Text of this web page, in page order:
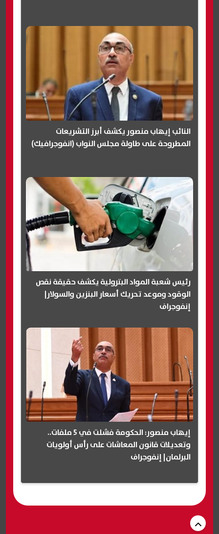
النائب إيهاب منصور يكشف أبرز التشريعات
المطروحة على طاولة مجلس النواب (انفوجرافيك)
رئيس شعبة المواد البترولية يكشف حقيقة نقص
الوقود وموعد تحريك أسعار البنزين والسولار|
إنفوجراف
إيهاب منصور: الحكومة فشلت في 5 ملفات..
وتعديلات قانون المعاشات على رأس أولويات
البرلمان| إنفوجراف